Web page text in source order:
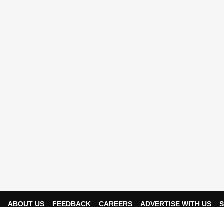
ABOUT US FEEDBACK CAREERS ADVERTISE WITH US